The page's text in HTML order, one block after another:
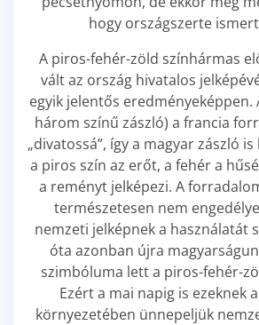
hogy országszerte
A piros-fehér-zöld színhármas
vált az ország hivatalos
egyik jelentős eredményeképpen.
három színű zászló) a francia
„divatossá”, így a magyar zászló
a piros szín az erőt, a fehér a
a reményt jelképezi. A
természetesen nem
nemzeti jelképnek a használatát
óta azonban újra
szimbóluma lett a piros-fehér-
Ezért a mai napig is ezeknek
környezetében ünnepeljük